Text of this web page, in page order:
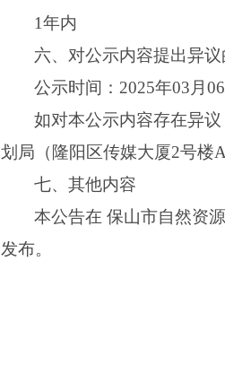
1年内
六、对公示内容提出异
公示时间：2025年03月
如对本公示内容存在异
划局（隆阳区传媒大厦2号楼A
七、其他内容
本公告在 保山市自然资
发布。